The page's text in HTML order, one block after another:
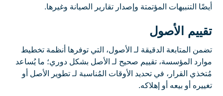
أيضًا التنبيهات المؤتمتة وإصدار تقارير الصيانة وغيرها.
تقييم الأصول
تضمن المتابعة الدقيقة لـ الأصول، التي توفرها أنظمة تخطيط
موارد المؤسسة، تقييم صحيح لـ الأصل بشكل دوري؛ ما يُساعد
مُتخذي القرار، في تحديد الأوقات المُناسبة لـ تطوير الأصل أو
تغييره أو بيعه أو إهلاكه.